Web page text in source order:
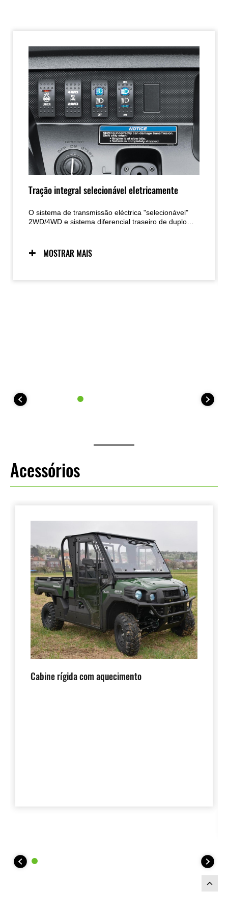
Tração integral selecionável eletricamente
O sistema de transmissão eléctrica "selecionável"
2WD/4WD e sistema diferencial traseiro de duplo
aplicações.
MOSTRAR MAIS
Acessórios
Cabine rígida com aquecimento